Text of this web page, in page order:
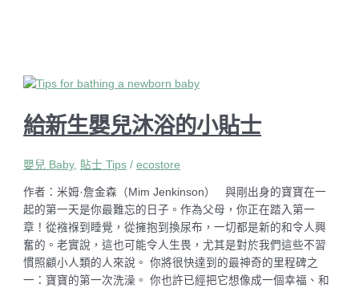
給新生嬰兒沐浴的小貼士
嬰兒 Baby, 貼士 Tips /ecostore
作者：米姆·詹金森（Mim Jenkinson） 與剛出身的寶寶在一
起的第一天是你最難忘的日子。作為父母，你正在踏入第一
章！從襁褓到睡覺，從擁抱到換尿布，一切都是新的和令人興
奮的。老實說，這也可能令人生畏，尤其是對於我們這些不習
慣照顧小人類的人來說。 你將很快達到的最神奇的里程碑之
一：寶寶的第一次洗澡。 你也許已經把它想像成一個幸福、和